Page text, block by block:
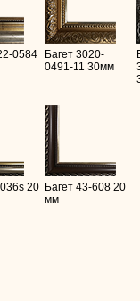
0584
Багет 3020-
0491-11 30мм
20 Багет 43-608 20
мм